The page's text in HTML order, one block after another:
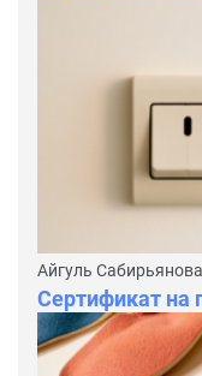
Айгуль Сабирьянова
Сертификат на